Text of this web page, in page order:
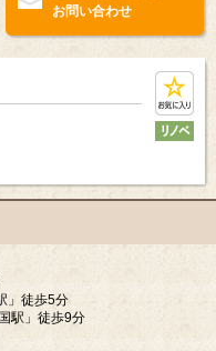
お問い合わせ
」徒歩5分
駅」徒歩9分